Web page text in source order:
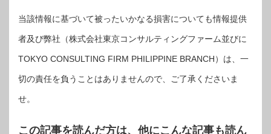
当該情報に基づいて被ったいかなる損害についても情報提供
者及び弊社（株式会社東京コンサルティングファーム並びに
TOKYO CONSULTING FIRM PHILIPPINE BRANCH）は、一
切の責任を負うことはありませんので、ご了承くださいま
せ。
この記事を読んだ方は、他にこんな記事も読ん